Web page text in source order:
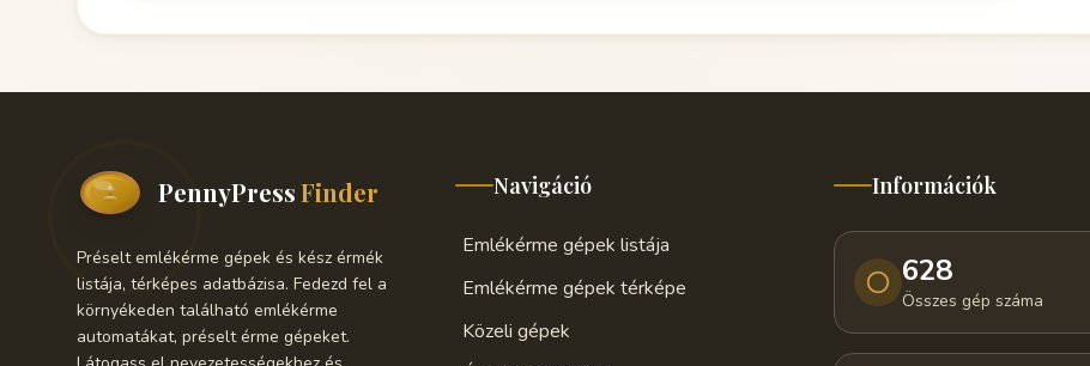
PennyPressFinder
Préselt emlékérme gépek és kész érmék
listája, térképes adatbázisa. Fedezd fel a
környékeden található emlékérme
automatákat, préselt érme gépeket.
Navigáció
Emlékérme gépek listája
Emlékérme gépek térképe
Közeli gépek
Információk
628
Összes gép száma